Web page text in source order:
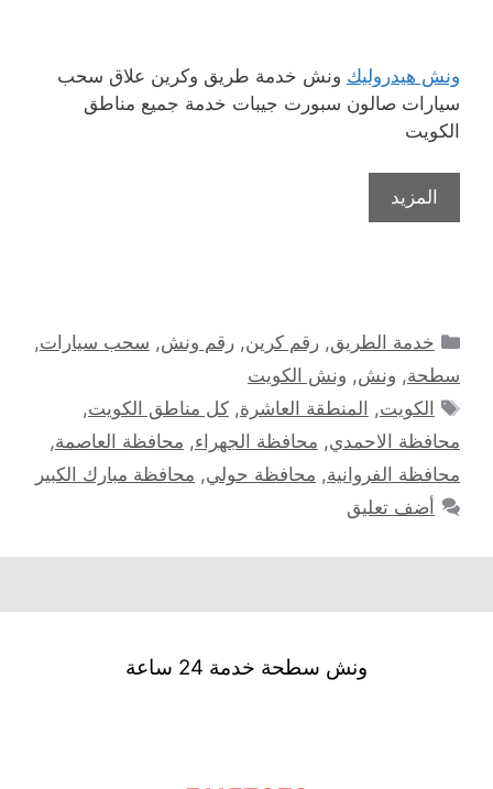
ونش هيدروليك ونش خدمة طريق وكرين علاق سحب
سيارات صالون سبورت جيبات خدمة جميع مناطق
الكويت
المزيد
التصنيفات
خدمة الطريق,رقم كرين,رقم ونش, سحب سيارات,
سطحة, ونش, ونش الكويت
الوسوم
الكويت, المنطقة العاشرة,كل مناطق الكويت,
محافظة الاحمدي, محافظة الجهراء, محافظة العاصمة,
محافظة الفروانية, محافظة حولي, محافظة مبارك الكبير
أضف تعليق
ونش سطحة خدمة 24 ساعة